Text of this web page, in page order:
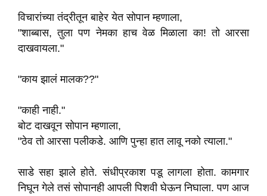
विचारांच्या तंद्रीतून बाहेर येत सोपान म्हणाला,
"शाब्बास, तुला पण नेमका हाच वेळ मिळाला का! तो आरसा
दाखवायला."
"काय झालं मालक??"
"काही नाही."
बोट दाखवून सोपान म्हणाला,
"ठेव तो आरसा पलीकडे. आणि पुन्हा हात लावू नको त्याला."
साडे सहा झाले होते. संधीप्रकाश पडू लागला होता. कामगार
निघून गेले तसं सोपानही आपली पिशवी घेऊन निघाला. पण आज